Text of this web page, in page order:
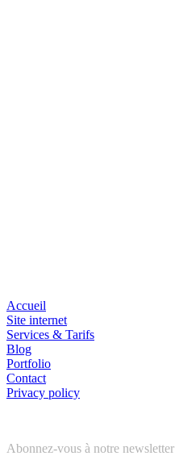
Accueil
Site internet
Services & Tarifs
Blog
Portfolio
Contact
Privacy policy
Abonnez-vous à notre newsletter